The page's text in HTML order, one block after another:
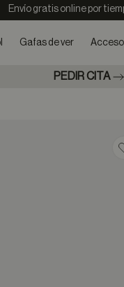
Envío gratis online por
Gafas de ver
PEDIR CITA